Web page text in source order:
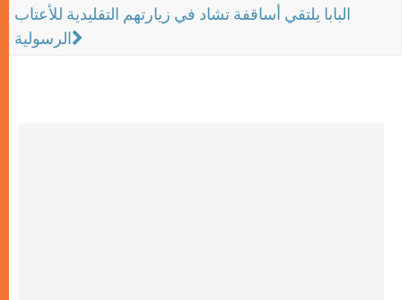
البابا يلتقي أساقفة تشاد في زيارتهم التقليدية للأعتاب
الرسولية